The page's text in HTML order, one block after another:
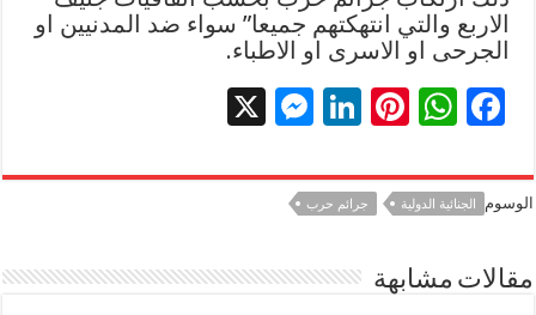
الاربع والتي انتهكتهم جميعا” سواء ضد المدنيين او
الجرحى او الاسرى او الاطباء.
F
e
b
o
W
at
sA
p
p
Pi
er
es
t
Li
k
e
dI
n
M
se
g
er
الوسوم الجنائية الدولية جرائم حرب
مقالات مشابهة